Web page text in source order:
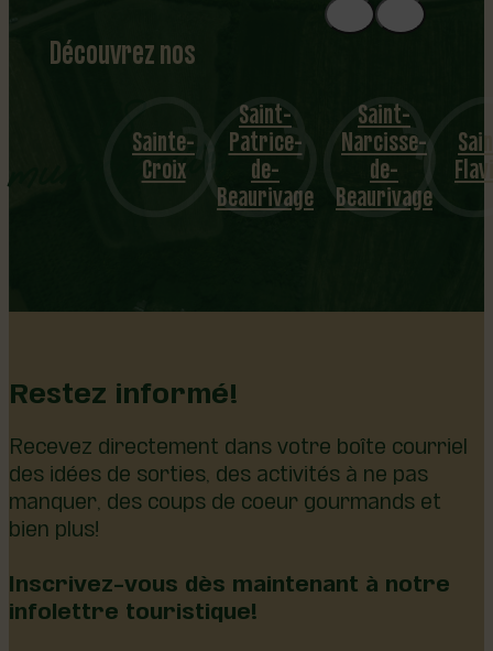
Découvrez nos
1
8
mu
nicipalités
Patrice-
de-
Beaurivage
Saint-
Narcisse-
de-
Beaurivage
Saint-
Flavien
Saint-
Gilles
Restez informé!
Recevez directement dans votre boîte courriel
des idées de sorties, des activités à ne pas
manquer, des coups de coeur gourmands et
bien plus!
Inscrivez-vous dès maintenant à notre
infolettre touristique!